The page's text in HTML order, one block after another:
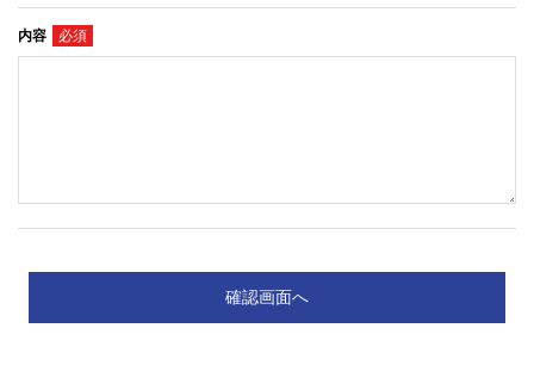
内容